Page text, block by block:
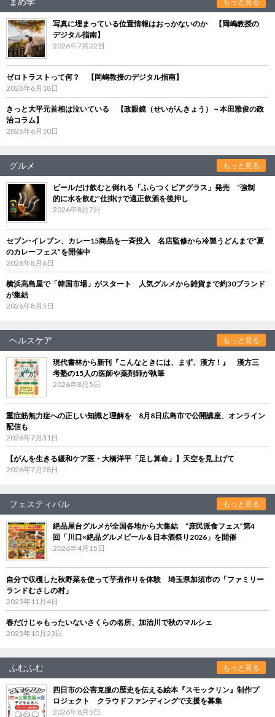
写真に埋まっている位置情報はおっかないのか 【岡嶋教授の
デジタル指南】
2026年7月22日
ゼロトラストって何？ 【岡嶋教授のデジタル指南】
2026年6月18日
きっと大平元首相は泣いている 【政眼鏡（せいがんきょう）－本田雅俊の政
治コラム】
2026年6月10日
グルメ もっと見る
ビールだけ飲むと倒れる「ふらつくビアグラス」発売 “強制
的に水を飲む”仕掛けで適正飲酒を後押し
2026年8月7日
セブン‐イレブン、カレー15商品を一斉投入 名店監修から冷製うどんまで“夏
のカレーフェス”を開催中
2026年8月6日
横浜高島屋で「韓国市場」がスタート 人気グルメから雑貨まで約30ブランド
が集結
2026年8月5日
ヘルスケア もっと見る
現代書林から新刊『こんなときには、まず、漢方！』 漢方三
考塾の15人の医師や薬剤師が執筆
2026年8月5日
重症筋無力症への正しい知識と理解を 8月8日広島市で公開講座、オンライン
配信も
2026年7月31日
【がんを生きる緩和ケア医・大橋洋平「足し算命」】天空を見上げて
2026年7月28日
フェスティバル もっと見る
絶品屋台グルメが全国各地から大集結 “庶民派食フェス”第4
回「川口×絶品グルメビール＆日本酒祭り2026」を開催
2026年4月15日
自分で収穫した秋野菜を使って芋煮作りを体験 埼玉県加須市の「ファミリー
ランドむさしの村」
2025年11月4日
春だけじゃもったいないさくらの名所、加治川で秋のマルシェ
2025年10月23日
ふむふむ もっと見る
四日市の公害克服の歴史を伝える絵本『スモックリン』制作プ
ロジェクト クラウドファンディングで支援を募集
2026年8月5日